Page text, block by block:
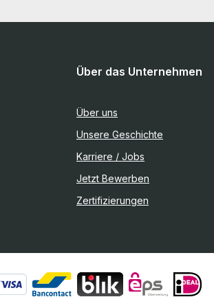
Über das Unternehmen
Über uns
Unsere Geschichte
Karriere / Jobs
Jetzt Bewerben
Zertifizierungen